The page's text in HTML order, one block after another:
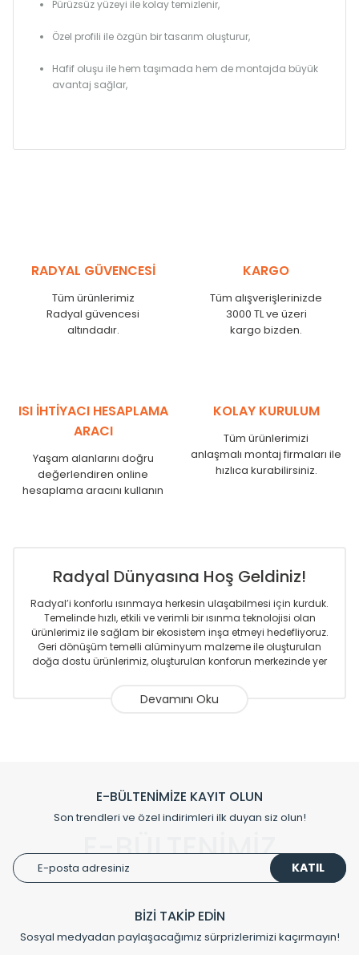
Pürüzsüz yüzeyi ile kolay temizlenir,
Özel profili ile özgün bir tasarım oluşturur,
Hafif oluşu ile hem taşımada hem de montajda büyük
avantaj sağlar,
RADYAL GÜVENCESİ
Tüm ürünlerimiz
Radyal güvencesi
altındadır.
KARGO
Tüm alışverişlerinizde
3000 TL ve üzeri
kargo bizden.
ISI İHTİYACI HESAPLAMA
ARACI
Yaşam alanlarını doğru
değerlendiren online
hesaplama aracını kullanın
KOLAY KURULUM
Tüm ürünlerimizi
anlaşmalı montaj firmaları ile
hızlıca kurabilirsiniz.
Radyal Dünyasına Hoş Geldiniz!
Radyal’i konforlu ısınmaya herkesin ulaşabilmesi için kurduk.
Temelinde hızlı, etkili ve verimli bir ısınma teknolojisi olan
ürünlerimiz ile sağlam bir ekosistem inşa etmeyi hedefliyoruz.
Geri dönüşüm temelli alüminyum malzeme ile oluşturulan
doğa dostu ürünlerimiz, oluşturulan konforun merkezinde yer
Sizlere sunmakta olduğumuz Alüminyum Radyatör ve
gurur duymaktadır. Avrupa’ya yapmakta olduğu ihracat ile
de ürünlerinde sadece tasarımın ön planda olmadığını aynı
zamanda kalite olarak ta en üst seviyede olduğunu
Çevreci ve yeşil enerji yaklaşımlarıyla ve sıfır karbon ayak izi
hedefiyle üretim yapan Radyal çevreye duyarlı üretim
Klasik modellerimizin yanında, modern hatları ile de dikkat
E-BÜLTENİMİZE KAYIT OLUN
Son trendleri ve özel indirimleri ilk duyan siz olun!
E-BÜLTENİMİZ KATIL
BİZİ TAKİP EDİN
Sosyal medyadan paylaşacağımız sürprizlerimizi kaçırmayın!